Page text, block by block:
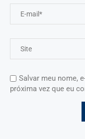
Salvar meu nome,
próxima vez que eu